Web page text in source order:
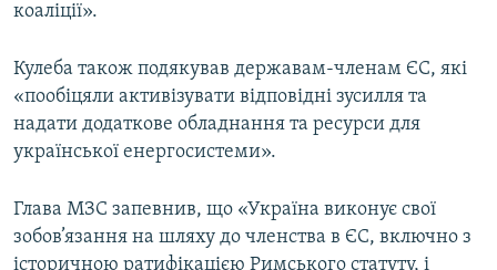
коаліції».
Кулеба також подякував державам-членам ЄС, які
«пообіцяли активізувати відповідні зусилля та
надати додаткове обладнання та ресурси для
української енергосистеми».
Глава МЗС запевнив, що «Україна виконує свої
зобов’язання на шляху до членства в ЄС, включно з
історичною ратифікацією Римського статуту, і